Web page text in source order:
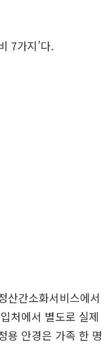
7가지’다.
산간소화서비스에서
처에서 별도로 실제
용 안경은 가족 한 명